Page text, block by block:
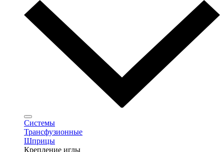
Системы
Трансфузионные
Шприцы
Крепление иглы